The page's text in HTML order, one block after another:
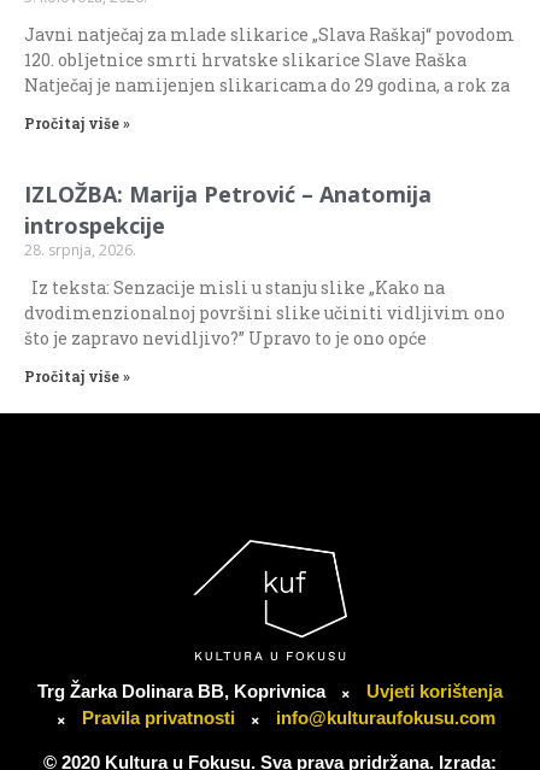
Javni natječaj za mlade slikarice „Slava Raškaj“ povodom
120. obljetnice smrti hrvatske slikarice Slave Raška
Natječaj je namijenjen slikaricama do 29 godina, a rok za
Pročitaj više »
IZLOŽBA: Marija Petrović – Anatomija
introspekcije
28. srpnja, 2026.
Iz teksta: Senzacije misli u stanju slike „Kako na
dvodimenzionalnoj površini slike učiniti vidljivim ono
što je zapravo nevidljivo?” Upravo to je ono opće
Pročitaj više »
Trg Žarka Dolinara BB, Koprivnica
Uvjeti korištenja
Pravila privatnosti
info@kulturaufokusu.com
© 2020 Kultura u Fokusu. Sva prava pridržana. Izrada: